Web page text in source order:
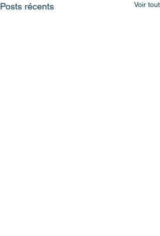
Posts récents Voir tout